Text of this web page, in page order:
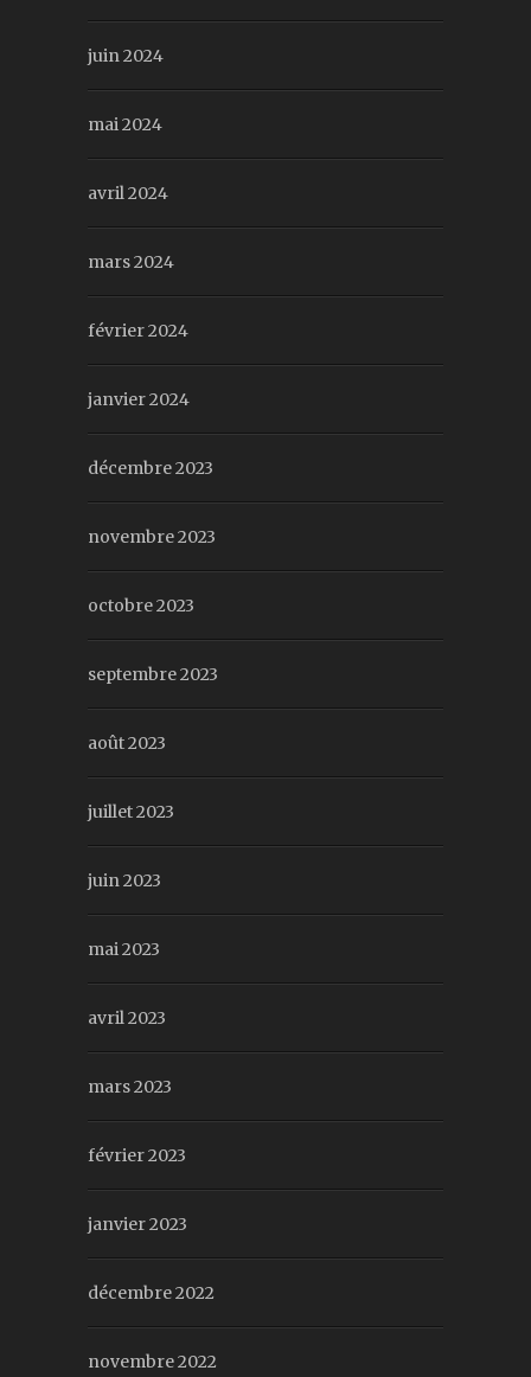
juin 2024
mai 2024
avril 2024
mars 2024
février 2024
janvier 2024
décembre 2023
novembre 2023
octobre 2023
septembre 2023
août 2023
juillet 2023
juin 2023
mai 2023
avril 2023
mars 2023
février 2023
janvier 2023
décembre 2022
novembre 2022